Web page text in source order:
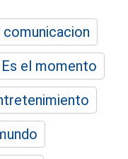
Es el momento